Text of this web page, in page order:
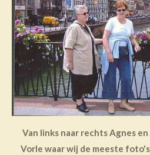
Van links naar rechts Agnes
Vorle waar wij de meeste